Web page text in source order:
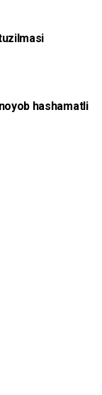
hashamatli